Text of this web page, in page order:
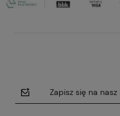
Zapisz się na